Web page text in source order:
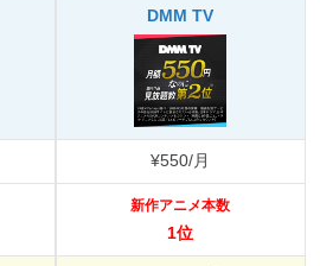
DMM TV
¥550/月
新作アニメ本数
1位